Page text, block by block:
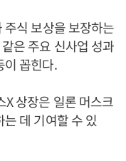
주식 보상을 보장하는
은 주요 신사업 성과
이 꼽힌다.
상장은 일론 머스크
데 기여할 수 있